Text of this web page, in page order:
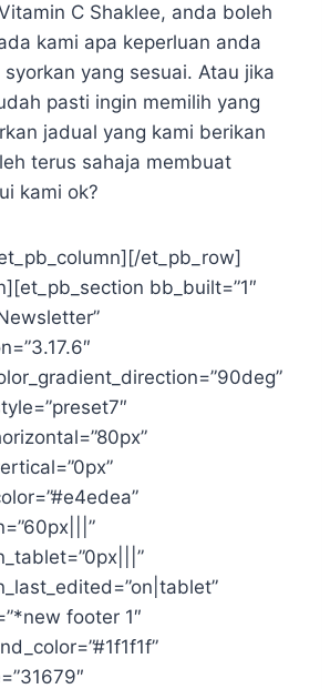
C Shaklee, anda boleh
kami apa keperluan anda
yang sesuai. Atau jika
pasti ingin memilih yang
jadual yang kami berikan
terus sahaja membuat
kami ok?
et_pb_row]
bb_built=”1″
footer 1″